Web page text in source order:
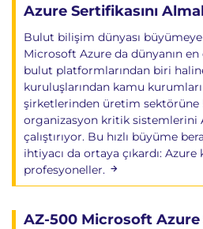
Azure App Service
Web App Deployment
Deployment Slots
Custom Domains
Application Insights
Continuous Deployment
Azure Container
Container Deployment
Docker Fundamentals
Azure Sertifikasını
Bulut bilişim dünyası
Microsoft Azure da dünyanın
bulut platformlarından biri
kuruluşlarından kamu
şirketlerinden üretim sektörüne
organizasyon kritik sistemlerini
çalıştırıyor. Bu hızlı büyüme
ihtiyacı da ortaya çıkardı:
profesyoneller.
AZ-500 Microsoft